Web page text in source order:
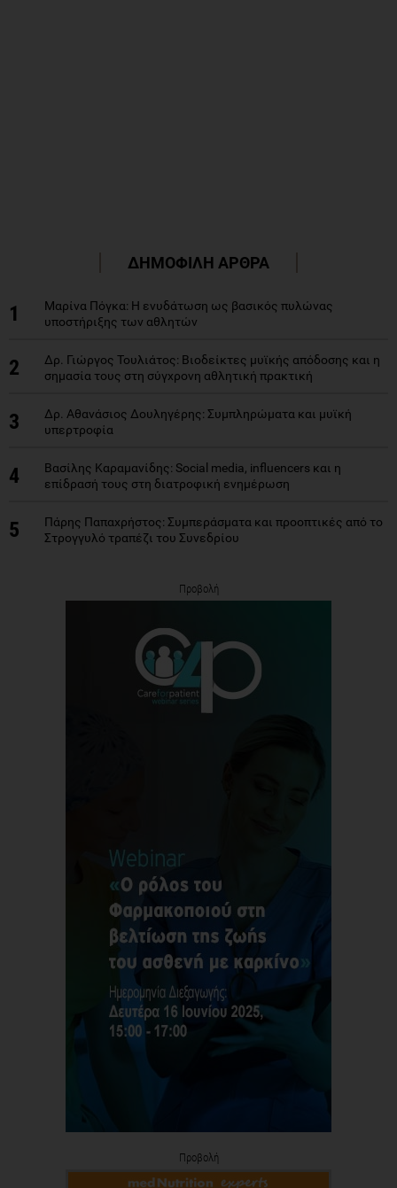
ΔΗΜΟΦΙΛΗ ΑΡΘΡΑ
1
Μαρίνα Πόγκα: Η ενυδάτωση ως βασικός πυλώνας
υποστήριξης των αθλητών
2
Δρ. Γιώργος Τουλιάτος: Βιοδείκτες μυϊκής απόδοσης και η
σημασία τους στη σύγχρονη αθλητική πρακτική
3
Δρ. Αθανάσιος Δουληγέρης: Συμπληρώματα και μυϊκή
υπερτροφία
4
Βασίλης Καραμανίδης: Social media, influencers και η
επίδρασή τους στη διατροφική ενημέρωση
5
Πάρης Παπαχρήστος: Συμπεράσματα και προοπτικές από το
Στρογγυλό τραπέζι του Συνεδρίου
Προβολή
Προβολή